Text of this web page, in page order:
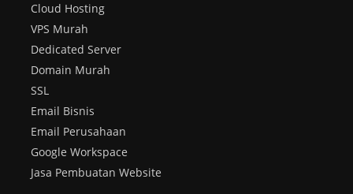
Cloud Hosting
VPS Murah
Dedicated Server
Domain Murah
SSL
Email Bisnis
Email Perusahaan
Google Workspace
Jasa Pembuatan Website